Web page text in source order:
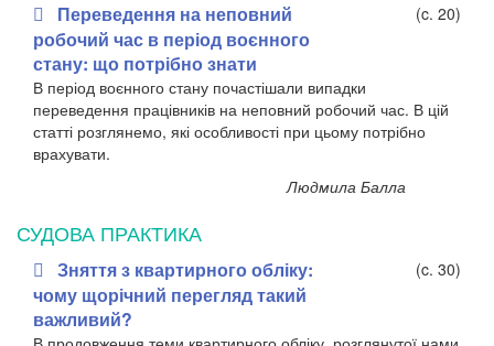
Переведення на неповний
робочий час в період воєнного
стану: що потрібно знати
(c. 20)
В період воєнного стану почастішали випадки
переведення працівників на неповний робочий час. В цій
статті розглянемо, які особливості при цьому потрібно
врахувати.
Людмила Балла
СУДОВА ПРАКТИКА
Зняття з квартирного обліку:
чому щорічний перегляд такий
важливий?
(c. 30)